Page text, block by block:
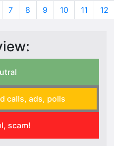
7 8 9 10 11 12
calls, ads, polls
scam!